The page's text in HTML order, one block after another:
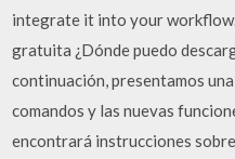
integrate it into your
gratuita ¿Dónde puedo
continuación, presentamos
comandos y las nuevas
encontrará instrucciones